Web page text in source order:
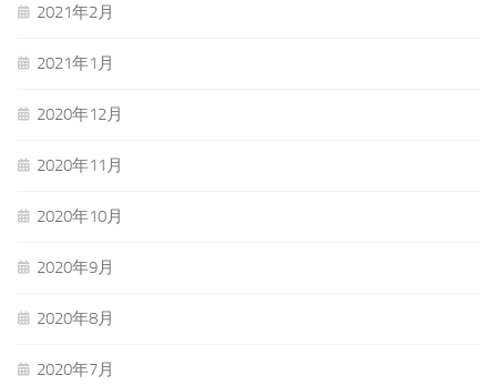
2021年2月
2021年1月
2020年12月
2020年11月
2020年10月
2020年9月
2020年8月
2020年7月